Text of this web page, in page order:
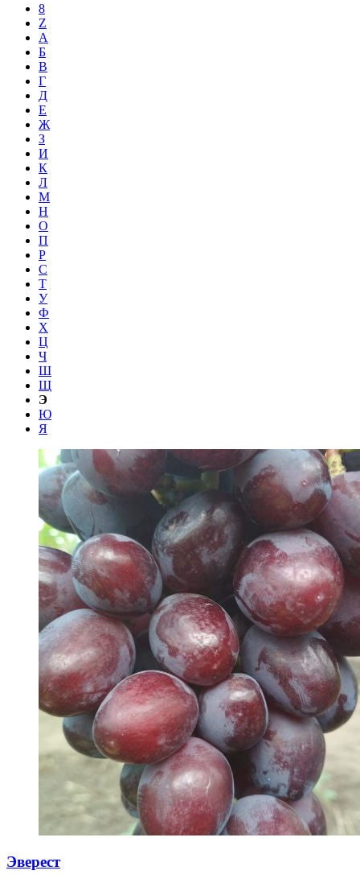
8
Z
А
Б
В
Г
Д
Е
Ж
З
И
К
Л
М
Н
О
П
Р
С
Т
У
Ф
Х
Ц
Ч
Ш
Щ
Э
Ю
Я
Эверест